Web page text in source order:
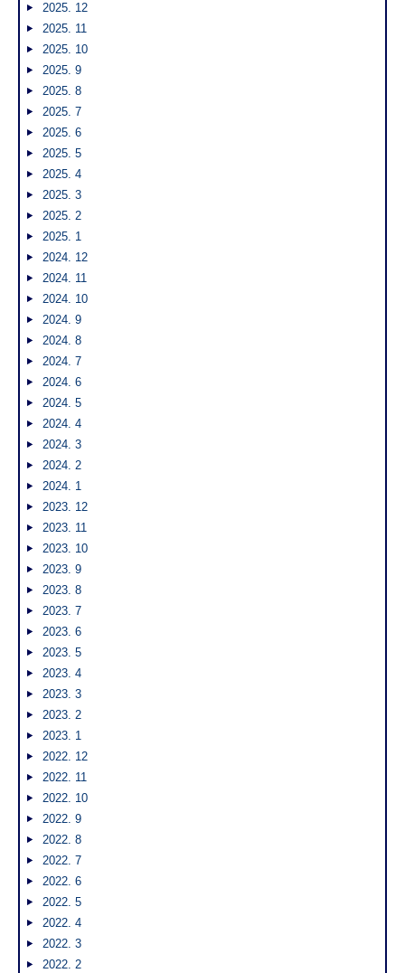
2025. 12
2025. 11
2025. 10
2025. 9
2025. 8
2025. 7
2025. 6
2025. 5
2025. 4
2025. 3
2025. 2
2025. 1
2024. 12
2024. 11
2024. 10
2024. 9
2024. 8
2024. 7
2024. 6
2024. 5
2024. 4
2024. 3
2024. 2
2024. 1
2023. 12
2023. 11
2023. 10
2023. 9
2023. 8
2023. 7
2023. 6
2023. 5
2023. 4
2023. 3
2023. 2
2023. 1
2022. 12
2022. 11
2022. 10
2022. 9
2022. 8
2022. 7
2022. 6
2022. 5
2022. 4
2022. 3
2022. 2